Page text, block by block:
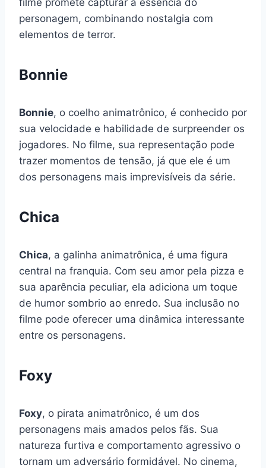
personagem, combinando nostalgia com
elementos de terror.
Bonnie
Bonnie, o coelho animatrônico, é conhecido por
sua velocidade e habilidade de surpreender os
jogadores. No filme, sua representação pode
trazer momentos de tensão, já que ele é um
dos personagens mais imprevisíveis da série.
Chica
Chica, a galinha animatrônica, é uma figura
central na franquia. Com seu amor pela pizza e
sua aparência peculiar, ela adiciona um toque
de humor sombrio ao enredo. Sua inclusão no
filme pode oferecer uma dinâmica interessante
entre os personagens.
Foxy
Foxy, o pirata animatrônico, é um dos
personagens mais amados pelos fãs. Sua
natureza furtiva e comportamento agressivo o
tornam um adversário formidável. No cinema,